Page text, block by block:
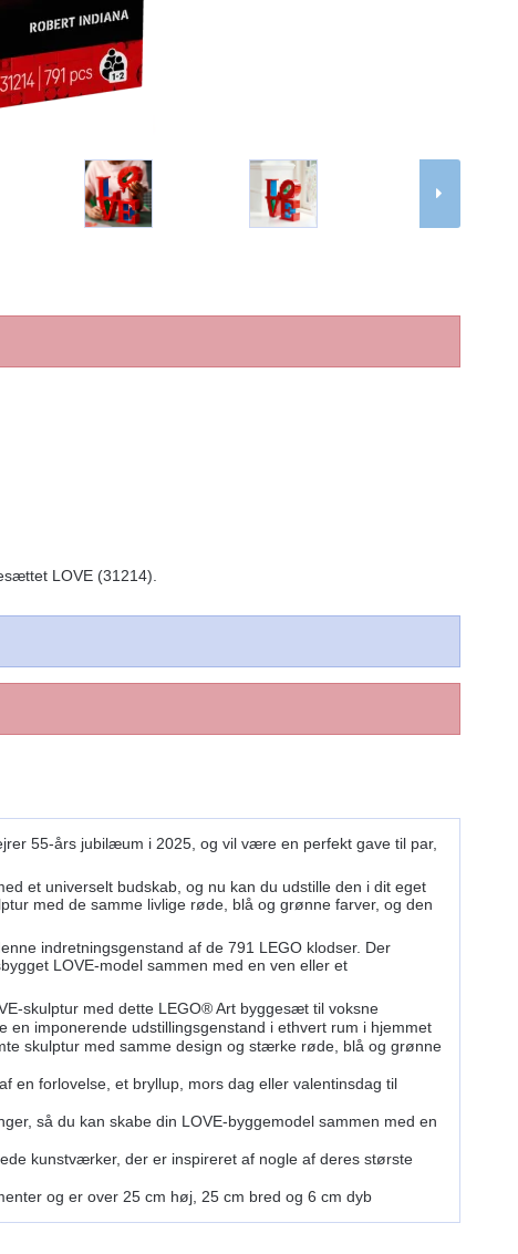
LOVE (31214).
55-års jubilæum i 2025, og vil være en perfekt gave til par,
et universelt budskab, og nu kan du udstille den i dit eget
med de samme livlige røde, blå og grønne farver, og den
indretningsgenstand af de 791 LEGO klodser. Der
LOVE-model sammen med en ven eller et
skulptur med dette LEGO® Art byggesæt til voksne
imponerende udstillingsgenstand i ethvert rum i hjemmet
skulptur med samme design og stærke røde, blå og grønne
en forlovelse, et bryllup, mors dag eller valentinsdag til
så du kan skabe din LOVE-byggemodel sammen med en
kunstværker, der er inspireret af nogle af deres største
og er over 25 cm høj, 25 cm bred og 6 cm dyb